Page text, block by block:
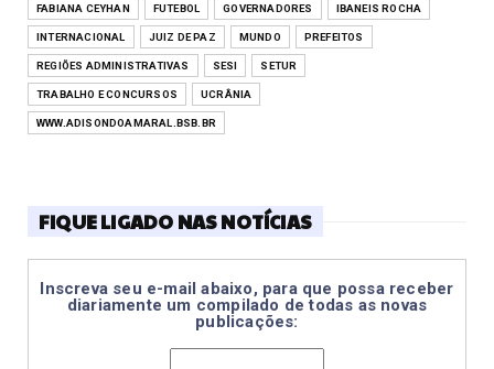
FABIANA CEYHAN FUTEBOL GOVERNADORES IBANEIS ROCHA
INTERNACIONAL JUIZ DE PAZ MUNDO PREFEITOS
REGIÕES ADMINISTRATIVAS SESI SETUR
TRABALHO E CONCURSOS UCRÂNIA
WWW.ADISONDOAMARAL.BSB.BR
FIQUE LIGADO NAS NOTÍCIAS
Inscreva seu e-mail abaixo, para que possa receber
diariamente um compilado de todas as novas
publicações: